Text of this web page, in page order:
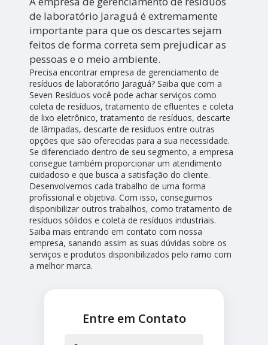
de laboratório Jaraguá é extremamente
importante para que os descartes sejam
feitos de forma correta sem prejudicar as
pessoas e o meio ambiente.
Precisa encontrar empresa de gerenciamento de
resíduos de laboratório Jaraguá? Saiba que com a
Seven Resíduos você pode achar serviços como
coleta de resíduos, tratamento de efluentes e coleta
de lixo eletrônico, tratamento de resíduos, descarte
de lâmpadas, descarte de resíduos entre outras
opções que são oferecidas para a sua necessidade.
Se diferenciado dentro de seu segmento, a empresa
consegue também proporcionar um atendimento
cuidadoso e que busca a satisfação do cliente.
Desenvolvemos cada trabalho de uma forma
profissional e objetiva. Com isso, conseguimos
disponibilizar outros trabalhos, como tratamento de
resíduos sólidos e coleta de resíduos industriais.
Saiba mais entrando em contato com nossa
empresa, sanando assim as suas dúvidas sobre os
serviços e produtos disponibilizados pelo ramo com
a melhor marca.
Entre em Contato